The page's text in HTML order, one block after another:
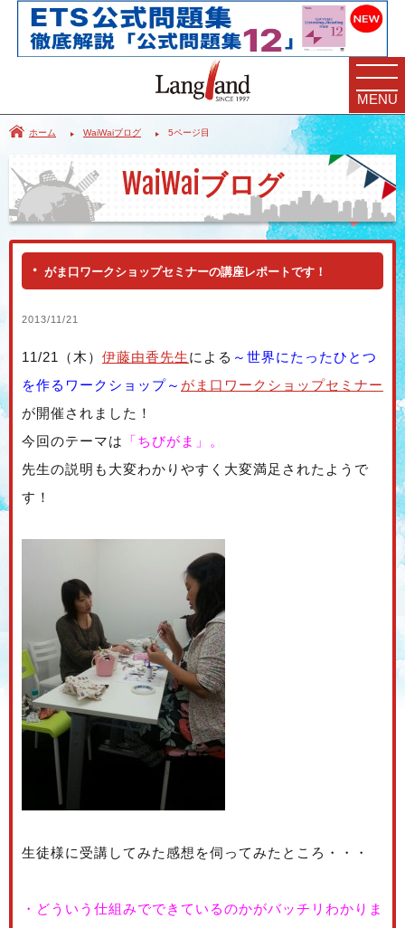
MENU
ホーム WaiWaiブログ 5ページ目
WaiWaiブログ
がま口ワークショップセミナーの講座レポートです！
2013/11/21
11/21（木） 伊藤由香先生による ～世界にたったひとつ
を作るワークショップ～ がま口ワークショップセミナー
が開催されました！
今回のテーマは
「ちびがま」。
先生の説明も大変わかりやすく大変満足されたようで
す！
生徒様に受講してみた感想を伺ってみたところ・・・
・どういう仕組みでできているのかがバッチリわかりま